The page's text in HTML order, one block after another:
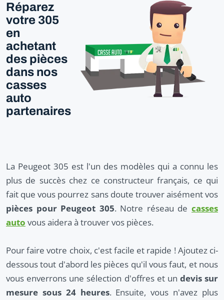
Réparez
votre 305
en
achetant
des pièces
dans nos
casses
auto
partenaires
La Peugeot 305 est l'un des modèles qui a connu les
plus de succès chez ce constructeur français, ce qui
fait que vous pourrez sans doute trouver aisément vos
pièces pour Peugeot 305. Notre réseau decasses
auto vous aidera à trouver vos pièces.
Pour faire votre choix, c'est facile et rapide ! Ajoutez ci-
dessous tout d'abord les pièces qu'il vous faut, et nous
vous enverrons une sélection d'offres et un devis sur
mesure sous 24 heures. Ensuite, vous n'avez plus